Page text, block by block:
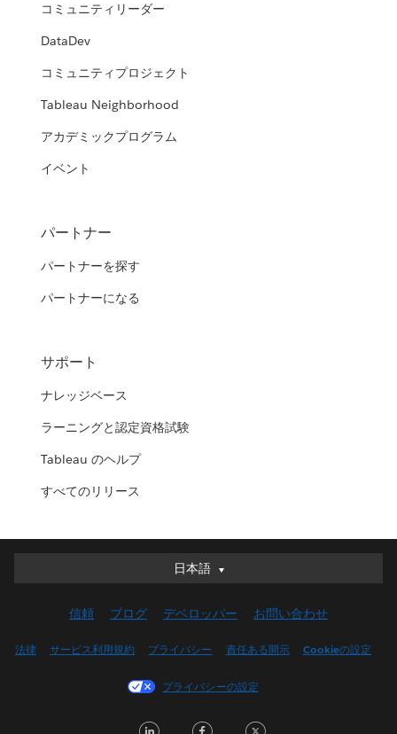
コミュニティリーダー
DataDev
コミュニティプロジェクト
Tableau Neighborhood
アカデミックプログラム
イベント
パートナー
パートナーを探す
パートナーになる
サポート
ナレッジベース
ラーニングと認定資格試験
Tableau のヘルプ
すべてのリリース
日本語
日本語
English (UK)
Français (Canada)
信頼 ブログ デベロッパー お問い合わせ
法律 サービス利用規約 プライバシー 責任ある開示 Cookieの設定
プライバシーの設定